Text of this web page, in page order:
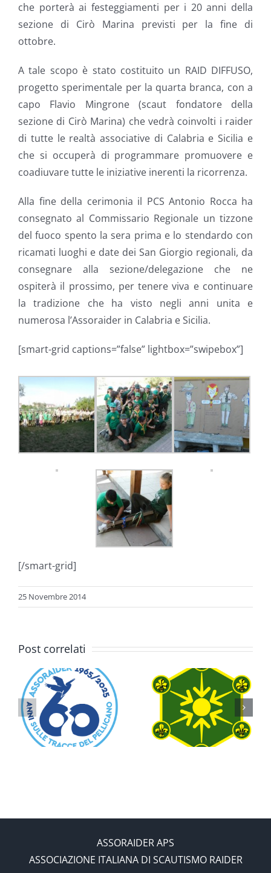
che porterà ai festeggiamenti per i 20 anni della
sezione di Cirò Marina previsti per la fine di
ottobre.
A tale scopo è stato costituito un RAID DIFFUSO,
progetto sperimentale per la quarta branca, con a
capo Flavio Mingrone (scaut fondatore della
sezione di Cirò Marina) che vedrà coinvolti i raider
di tutte le realtà associative di Calabria e Sicilia e
che si occuperà di programmare promuovere e
coadiuvare tutte le iniziative inerenti la ricorrenza.
Alla fine della cerimonia il PCS Antonio Rocca ha
consegnato al Commissario Regionale un tizzone
del fuoco spento la sera prima e lo stendardo con
ricamati luoghi e date dei San Giorgio regionali, da
consegnare alla sezione/delegazione che ne
ospiterà il prossimo, per tenere viva e continuare
la tradizione che ha visto negli anni unita e
numerosa l’Assoraider in Calabria e Sicilia.
[smart-grid captions=”false” lightbox=”swipebox”]
[/smart-grid]
25 Novembre 2014
Post correlati
Programma
Fuori Sede
Una Cosa
Ben Fatta
ASSORAIDER APS
ASSOCIAZIONE ITALIANA DI SCAUTISMO RAIDER